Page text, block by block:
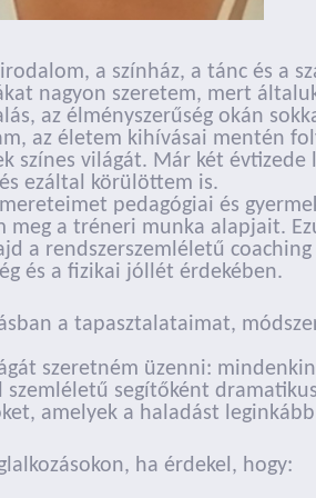
a színház, a tánc és a
nagyon szeretem, mert
az élményszerűség okán
az életem kihívásai mentén
színes világát. Már két
ezáltal körülöttem is.
pedagógiai és
a tréneri munka alapjait.
a rendszerszemléletű
és a fizikai jóllét érdekében.
a tapasztalataimat,
szeretném üzenni:
segítőként
amelyek a haladást
ha érdekel, hogy: